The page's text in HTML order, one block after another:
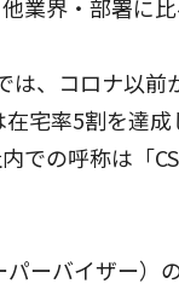
界・部署に
、コロナ以
宅率5割を達
での呼称は「
ーバイザー）